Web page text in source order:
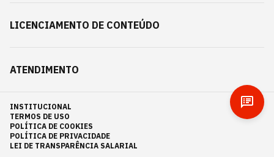
LICENCIAMENTO DE CONTEÚDO
ATENDIMENTO
INSTITUCIONAL
TERMOS DE USO
POLÍTICA DE COOKIES
POLÍTICA DE PRIVACIDADE
LEI DE TRANSPARÊNCIA SALARIAL